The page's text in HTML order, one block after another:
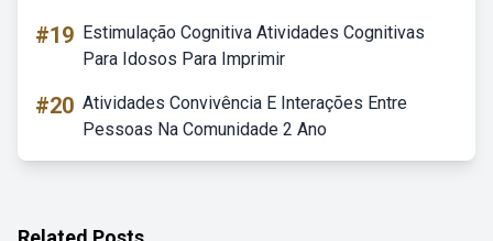
#19 Estimulação Cognitiva Atividades Cognitivas
Para Idosos Para Imprimir
#20 Atividades Convivência E Interações Entre
Pessoas Na Comunidade 2 Ano